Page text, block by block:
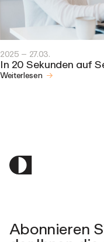
2025 – 27.03.
In 20 Sekunden auf
Weiterlesen
Abonnieren